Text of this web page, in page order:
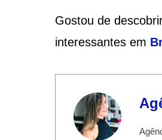
Gostou de
interessantes em